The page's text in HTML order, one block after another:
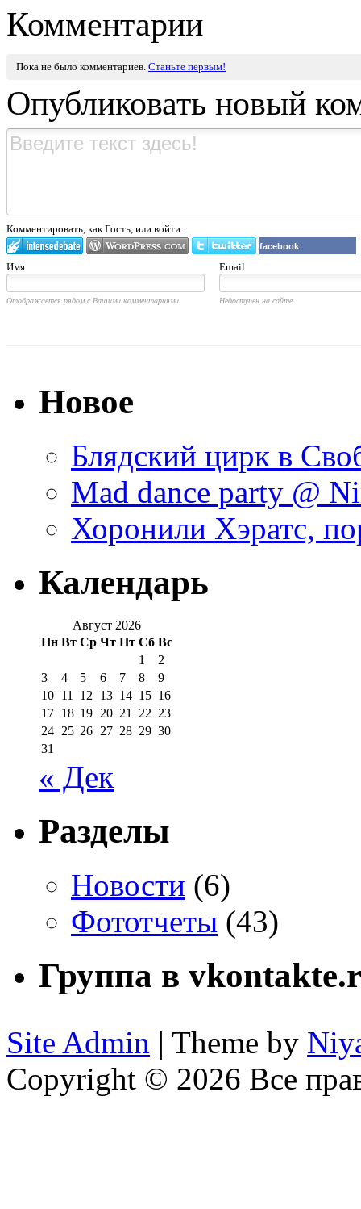
Комментарии
Пока не было комментариев. Станьте первым!
Опубликовать новый
Комментировать, как Гость, или войти:
facebook
Имя Email
Отображается рядом с Вашими комментариями Недоступен на сайте.
Новое
Блядский цирк в
Mad dance party @
Хоронили Хэратс,
Календарь
Август 2026
Пн Вт Ср Чт Пт Сб Вс
1
2
3
4 5 6 7 8
9
10 11 12 13 14 15 16
17 18 19 20 21 22 23
24 25 26 27 28 29 30
31
« Дек
Разделы
Новости (6)
Фототчеты (43)
Группа в
Site Admin | Theme by
Copyright © 2026 Все